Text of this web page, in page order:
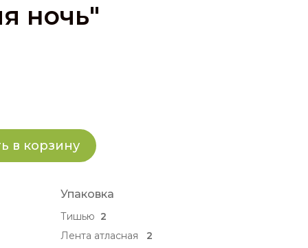
ночь"
в корзину
Упаковка
Тишью 2
Лента атласная
2